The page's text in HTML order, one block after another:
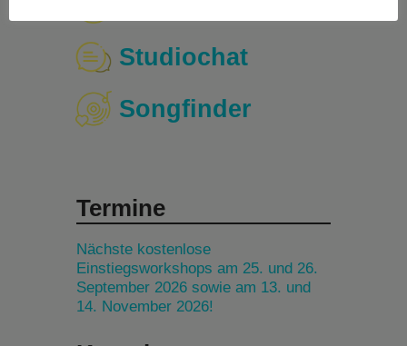
Studiochat
Songfinder
Termine
Nächste kostenlose
Einstiegsworkshops am 25. und 26.
September 2026 sowie am 13. und
14. November 2026!